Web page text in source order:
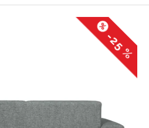
-25 %